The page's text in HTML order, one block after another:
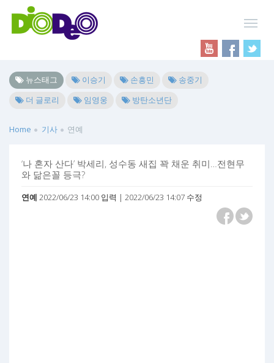
뉴스태그 이승기 손흥민
송중기
더 글로리
임영웅 방탄소년단
Home 기사 연예
‘나 혼자 산다’ 박세리, 성수동 새집 꽉 채운 취미…전현무
와 닮은꼴 등극?
연예 2022/06/23 14:00 입력 | 2022/06/23 14:07 수정